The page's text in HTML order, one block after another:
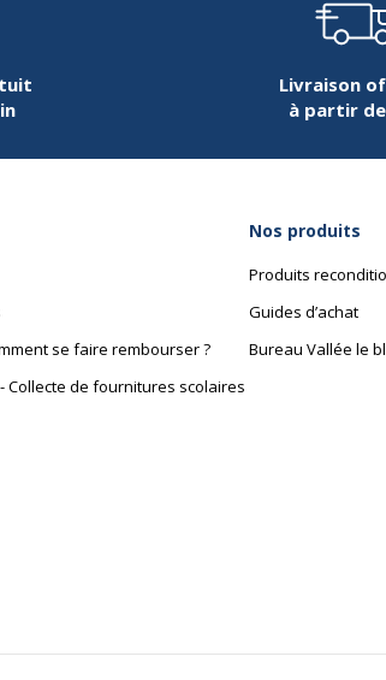
Livraison
à partir
se faire rembourser ?
Collecte de fournitures scolaires
Nos produits
Produits
Guides d’achat
Bureau Vallée le